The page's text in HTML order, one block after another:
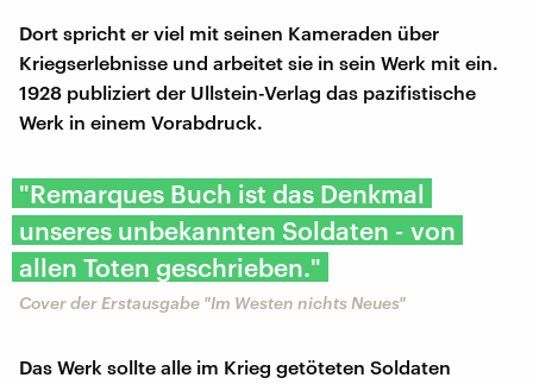
Dort spricht er viel mit seinen Kameraden über
Kriegserlebnisse und arbeitet sie in sein Werk mit ein.
1928 publiziert der Ullstein-Verlag das pazifistische
Werk in einem Vorabdruck.
"Remarques Buch ist das Denkmal
unseres unbekannten Soldaten - von
allen Toten geschrieben."
Cover der Erstausgabe "Im Westen nichts Neues"
Das Werk sollte alle im Krieg getöteten Soldaten